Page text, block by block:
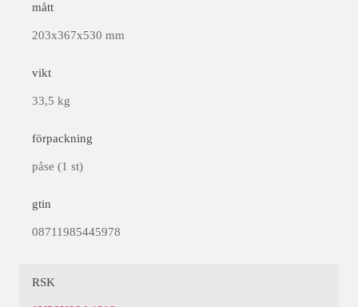
mått
203x367x530 mm
vikt
33,5 kg
förpackning
påse (1 st)
gtin
08711985445978
RSK